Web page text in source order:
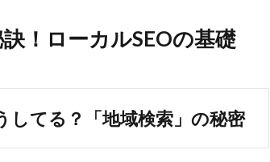
！ローカルSEOの基礎
してる？「地域検索」の秘密